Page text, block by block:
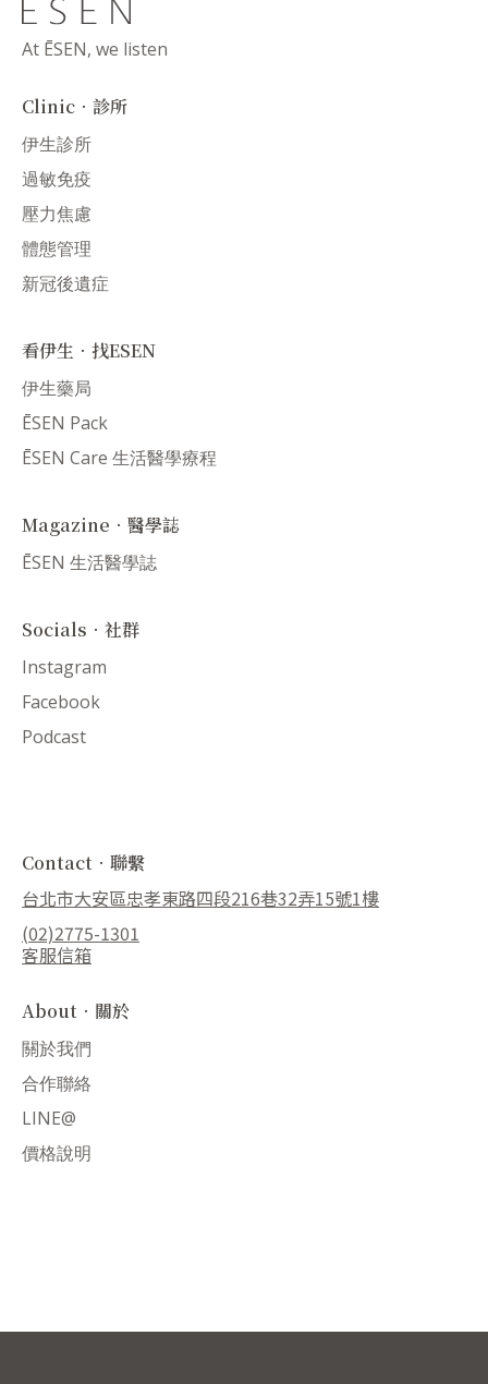
At ĒSEN, we listen
Clinic．診所
伊生診所
過敏免疫
壓力焦慮
體態管理
新冠後遺症
看伊生．找ESEN
伊生藥局
ĒSEN Pack
ĒSEN Care 生活醫學療程
Magazine．醫學誌
ĒSEN 生活醫學誌
Socials．社群
Instagram
Facebook
Podcast
Contact．聯繫
台北市大安區忠孝東路四段216巷32弄15號1樓
(02)2775-1301
客服信箱
About．關於
關於我們
合作聯絡
LINE@
價格說明